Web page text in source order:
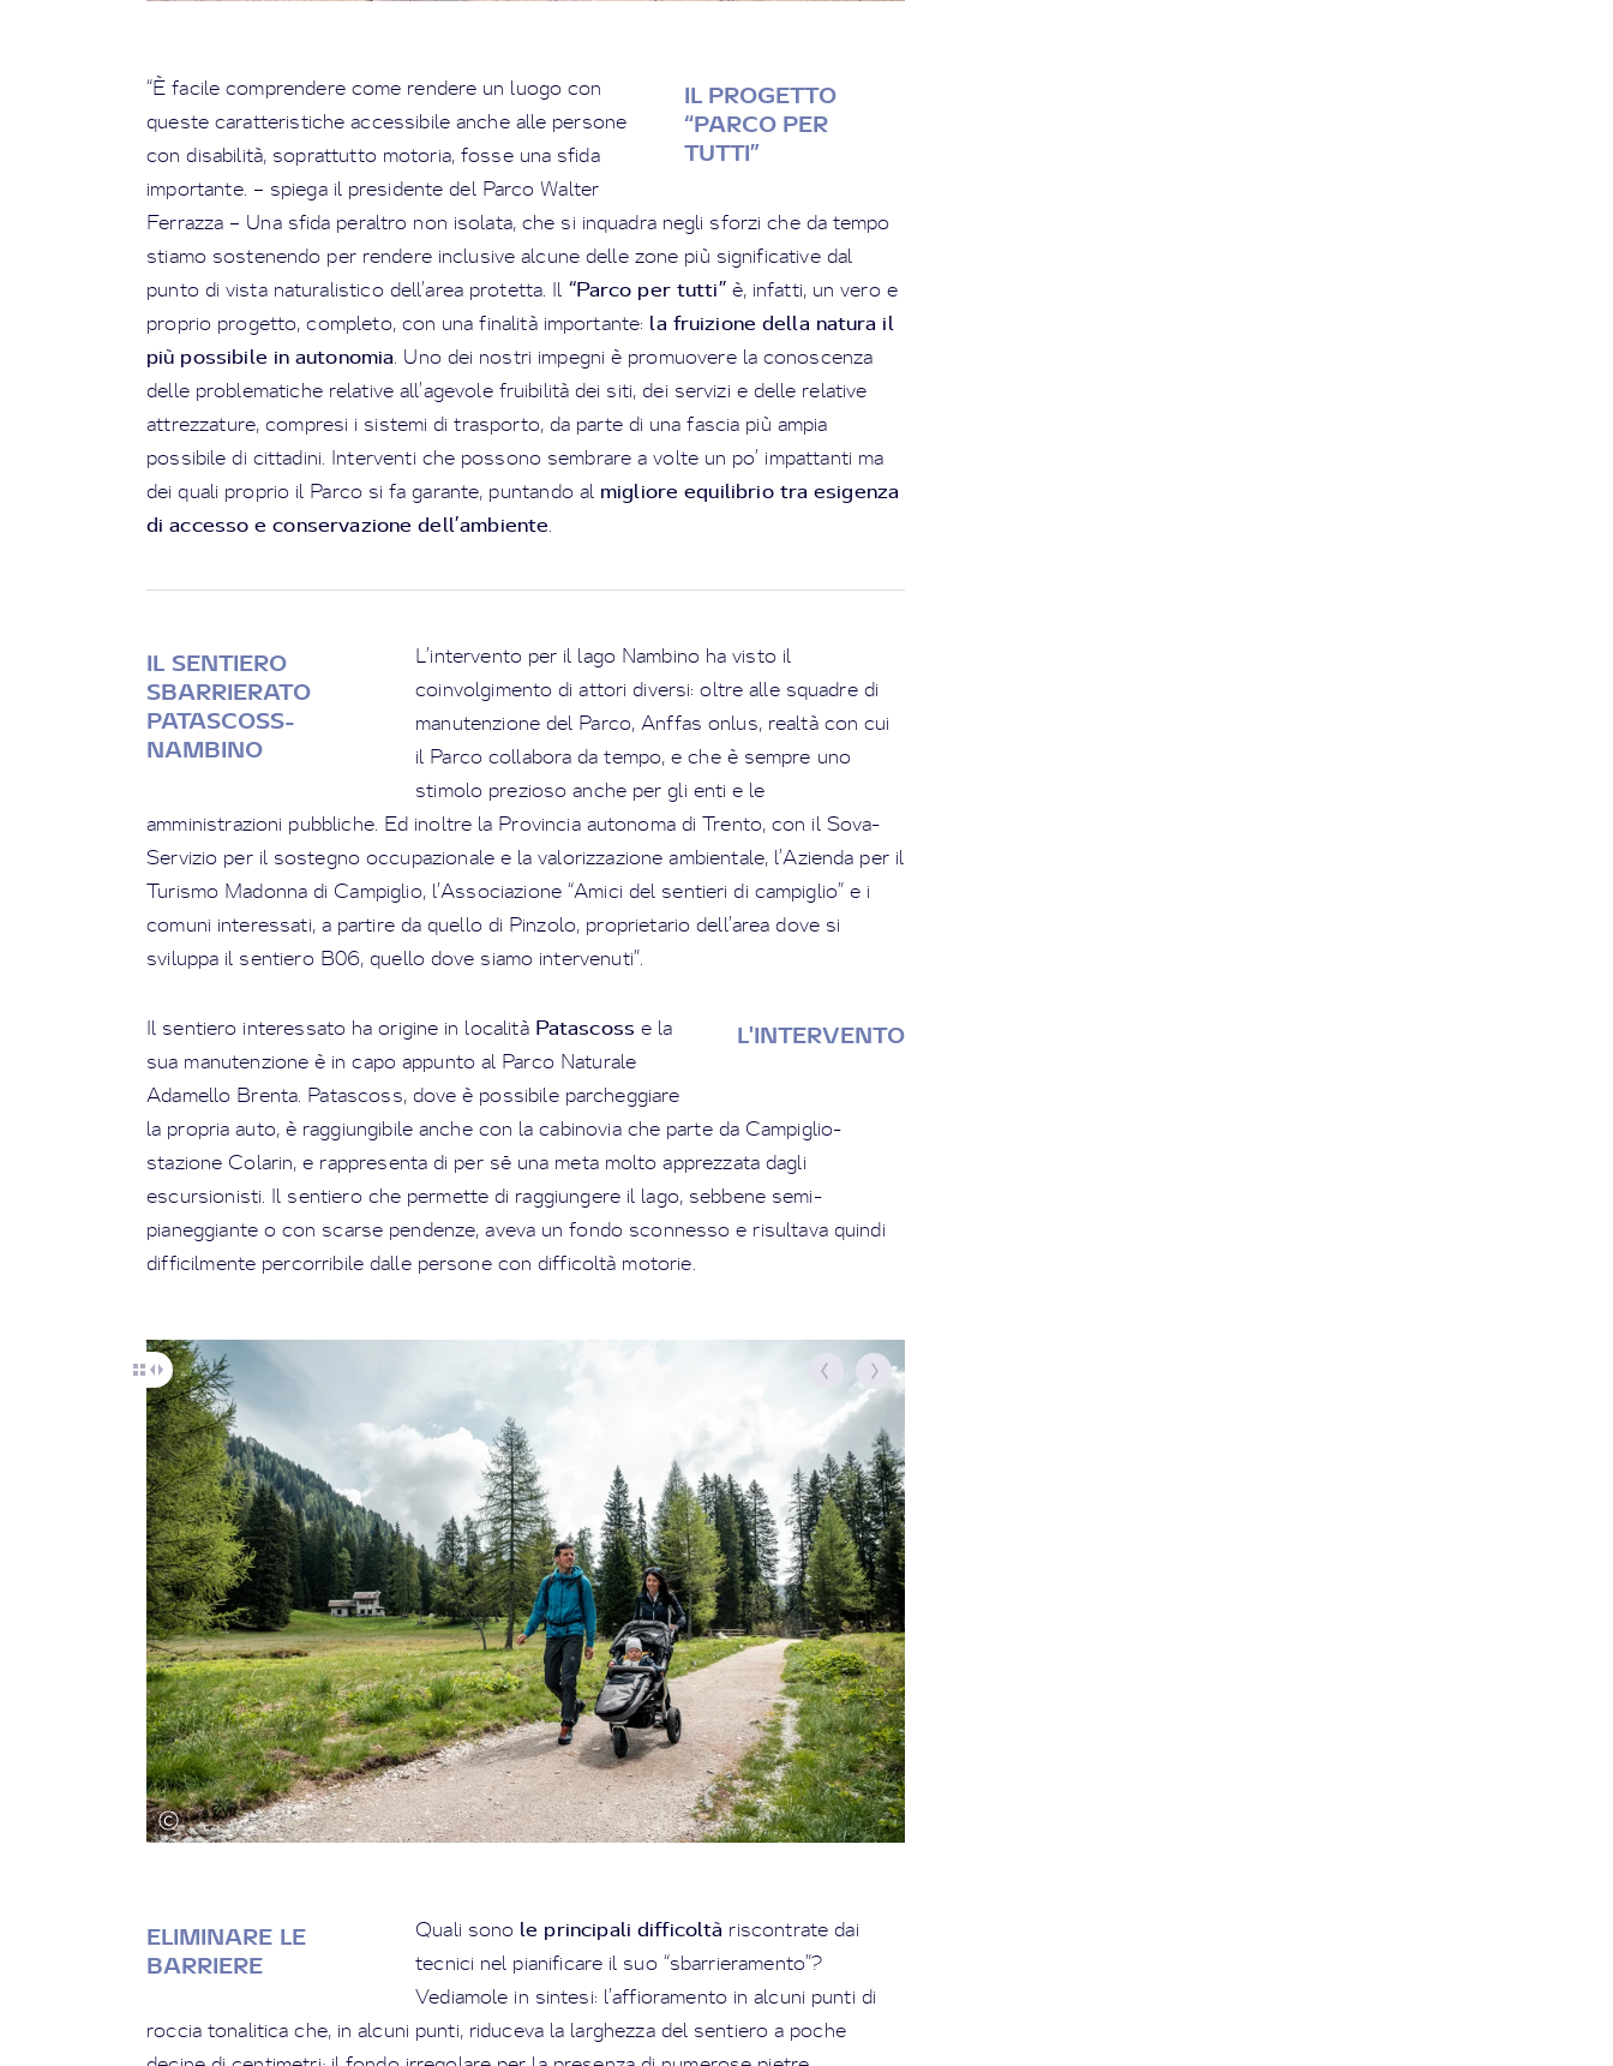
IL PROGETTO
“PARCO PER
TUTTI”
“È facile comprendere come rendere un luogo con
queste caratteristiche accessibile anche alle persone
con disabilità, soprattutto motoria, fosse una sfida
importante. – spiega il presidente del Parco Walter
Ferrazza – Una sfida peraltro non isolata, che si inquadra negli sforzi che da tempo
stiamo sostenendo per rendere inclusive alcune delle zone più significative dal
punto di vista naturalistico dell’area protetta. Il “Parco per tutti” è, infatti, un vero e
proprio progetto, completo, con una finalità importante: la fruizione della natura il
più possibile in autonomia. Uno dei nostri impegni è promuovere la conoscenza
delle problematiche relative all’agevole fruibilità dei siti, dei servizi e delle relative
attrezzature, compresi i sistemi di trasporto, da parte di una fascia più ampia
possibile di cittadini. Interventi che possono sembrare a volte un po’ impattanti ma
dei quali proprio il Parco si fa garante, puntando al migliore equilibrio tra esigenza
di accesso e conservazione dell’ambiente.
IL SENTIERO
SBARRIERATO
PATASCOSS-
NAMBINO
L’intervento per il lago Nambino ha visto il
coinvolgimento di attori diversi: oltre alle squadre di
manutenzione del Parco, Anffas onlus, realtà con cui
il Parco collabora da tempo, e che è sempre uno
stimolo prezioso anche per gli enti e le
amministrazioni pubbliche. Ed inoltre la Provincia autonoma di Trento, con il Sova-
Servizio per il sostegno occupazionale e la valorizzazione ambientale, l’Azienda per il
Turismo Madonna di Campiglio, l’Associazione “Amici del sentieri di campiglio” e i
comuni interessati, a partire da quello di Pinzolo, proprietario dell’area dove si
sviluppa il sentiero B06, quello dove siamo intervenuti”.
L'INTERVENTO
Il sentiero interessato ha origine in località Patascoss e la
sua manutenzione è in capo appunto al Parco Naturale
Adamello Brenta. Patascoss, dove è possibile parcheggiare
la propria auto, è raggiungibile anche con la cabinovia che parte da Campiglio-
stazione Colarin, e rappresenta di per sé una meta molto apprezzata dagli
escursionisti. Il sentiero che permette di raggiungere il lago, sebbene semi-
pianeggiante o con scarse pendenze, aveva un fondo sconnesso e risultava quindi
difficilmente percorribile dalle persone con difficoltà motorie.
ELIMINARE LE
BARRIERE
Quali sono le principali difficoltà riscontrate dai
tecnici nel pianificare il suo “sbarrieramento”?
Vediamole in sintesi: l’affioramento in alcuni punti di
roccia tonalitica che, in alcuni punti, riduceva la larghezza del sentiero a poche